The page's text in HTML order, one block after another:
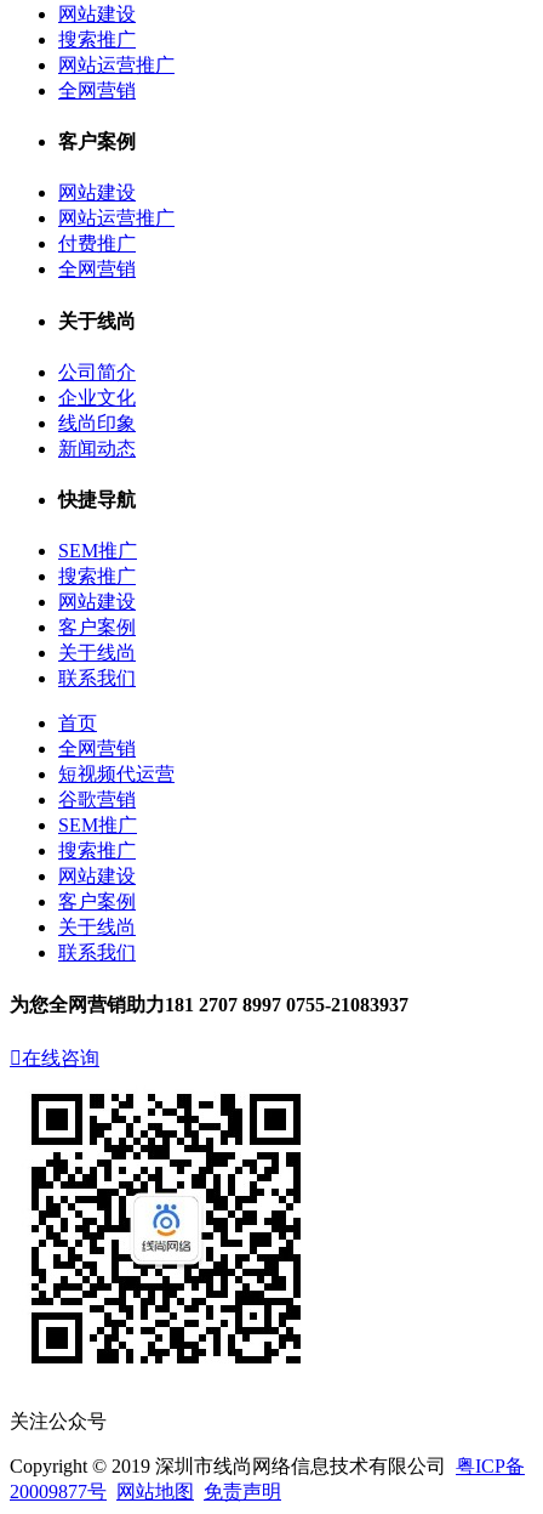
网站建设
搜索推广
网站运营推广
全网营销
客户案例
网站建设
网站运营推广
付费推广
全网营销
关于线尚
公司简介
企业文化
线尚印象
新闻动态
快捷导航
SEM推广
搜索推广
网站建设
客户案例
关于线尚
联系我们
首页
全网营销
短视频代运营
谷歌营销
SEM推广
搜索推广
网站建设
客户案例
关于线尚
联系我们
为您全网营销助力181 2707 8997 0755-21083937
在线咨询
关注公众号
Copyright © 2019 深圳市线尚网络信息技术有限公司 粤ICP备
20009877号 网站地图 免责声明